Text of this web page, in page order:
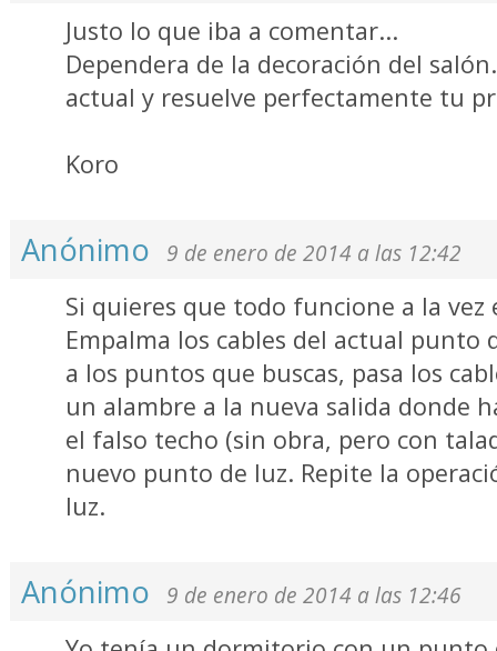
Justo lo que iba a comentar...
Dependera de la decoración del
actual y resuelve perfectamente tu
Koro
Anónimo 9 de enero de 2014 a las 12:42
Si quieres que todo funcione a la vez
Empalma los cables del actual punto
a los puntos que buscas, pasa los
un alambre a la nueva salida donde
el falso techo (sin obra, pero con
nuevo punto de luz. Repite la
luz.
Anónimo 9 de enero de 2014 a las 12:46